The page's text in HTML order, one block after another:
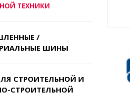
ТЕХНИКИ
/
ШИНЫ
СТРОИТЕЛЬНОЙ И
СТРОИТЕЛЬНОЙ